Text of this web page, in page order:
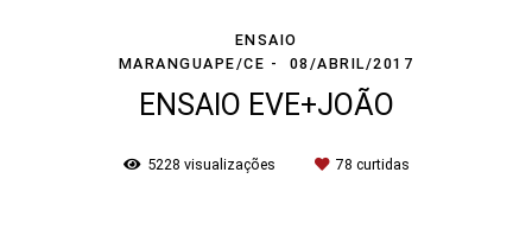
ENSAIO
MARANGUAPE/CE
08/ABRIL/2017
ENSAIO EVE+JOÃO
5228 visualizações 78 curtidas